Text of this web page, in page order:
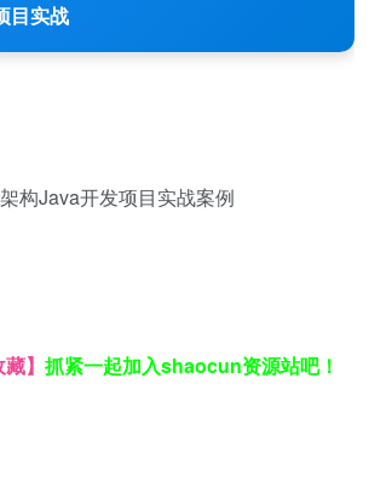
目实战
构Java开发项目实战案例
】 抓紧一起加入shaocun资源站吧！